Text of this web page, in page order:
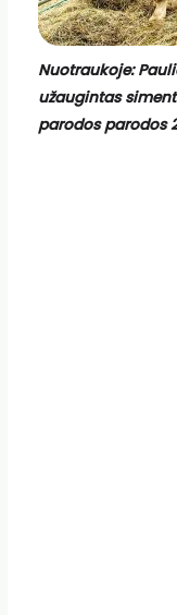
Nuotraukoje:
užaugintas
parodos parodos